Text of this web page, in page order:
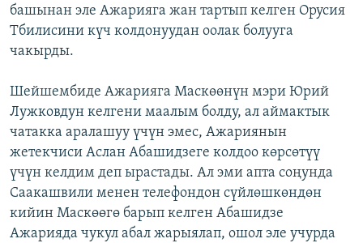
башынан эле Ажарияга жан тартып келген Орусия
Тбилисини күч колдонуудан оолак болууга
чакырды.
Шейшембиде Ажарияга Маскөөнүн мэри Юрий
Лужковдун келгени маалым болду, ал аймактык
чатакка аралашуу үчүн эмес, Ажариянын
жетекчиси Аслан Абашидзеге колдоо көрсөтүү
үчүн келдим деп ырастады. Ал эми апта соңунда
Саакашвили менен телефондон сүйлөшкөндөн
кийин Маскөөгө барып келген Абашидзе
Ажарияда чукул абал жарыялап, ошол эле учурда